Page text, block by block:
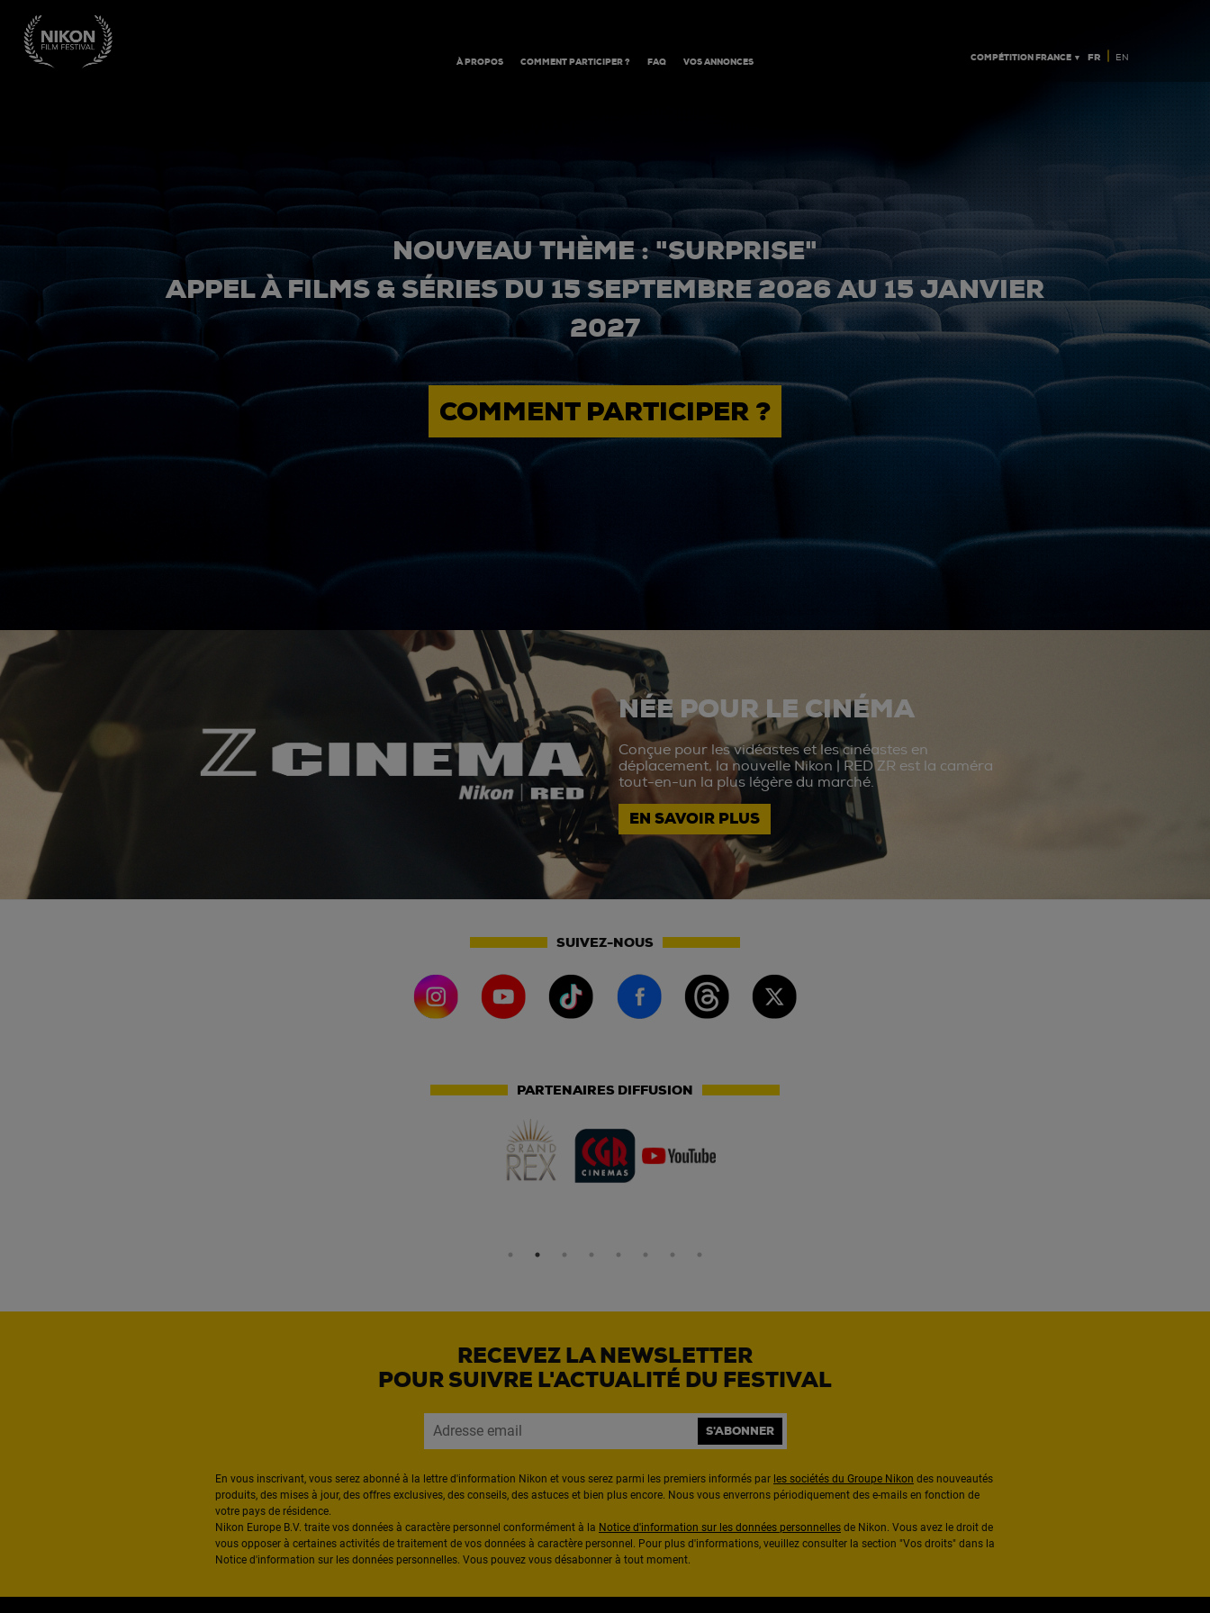
À PROPOS COMMENT PARTICIPER ? FAQ VOS ANNONCES COMPÉTITION FRANCE ▼ FR | EN
NOUVEAU THÈME : "SURPRISE"
APPEL À FILMS & SÉRIES DU 15 SEPTEMBRE 2026 AU 15 JANVIER
2027
COMMENT PARTICIPER ?
NÉE POUR LE CINÉMA
Conçue pour les vidéastes et les cinéastes en
déplacement, la nouvelle Nikon | RED ZR est la caméra
tout-en-un la plus légère du marché.
EN SAVOIR PLUS
SUIVEZ-NOUS
PARTENAIRES DIFFUSION
RECEVEZ LA NEWSLETTER
POUR SUIVRE L'ACTUALITÉ DU FESTIVAL
S'ABONNER
En vous inscrivant, vous serez abonné à la lettre d'information Nikon et vous serez parmi les premiers informés par les sociétés du Groupe Nikon des nouveautés
produits, des mises à jour, des offres exclusives, des conseils, des astuces et bien plus encore. Nous vous enverrons périodiquement des e-mails en fonction de
votre pays de résidence.
Nikon Europe B.V. traite vos données à caractère personnel conformément à la Notice d'information sur les données personnelles de Nikon. Vous avez le droit de
vous opposer à certaines activités de traitement de vos données à caractère personnel. Pour plus d'informations, veuillez consulter la section "Vos droits" dans la
Notice d'information sur les données personnelles. Vous pouvez vous désabonner à tout moment.